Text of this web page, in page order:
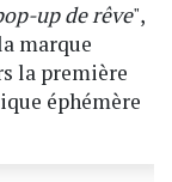
up de rêve",
marque
la première
éphémère